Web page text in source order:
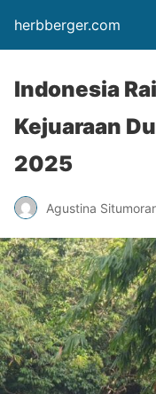
herbberger.com
Indonesia
Kejuaraan
2025
Agustina